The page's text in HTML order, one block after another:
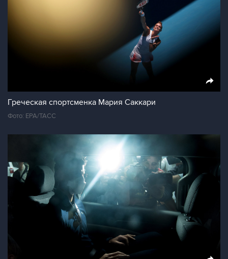
Греческая спортсменка Мария Саккари
Фото: EPA/ТАСС